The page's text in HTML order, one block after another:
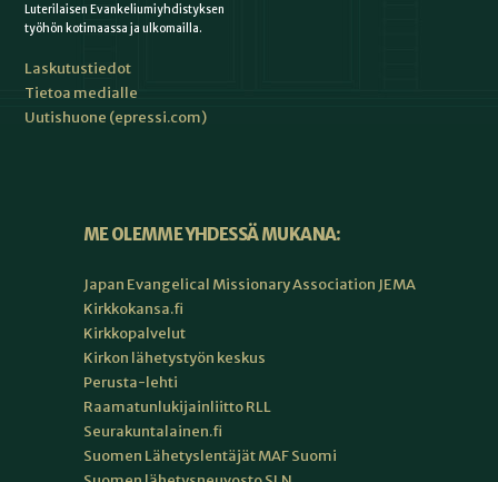
Luterilaisen Evankeliumiyhdistyksen
työhön kotimaassa ja ulkomailla.
Laskutustiedot
Tietoa medialle
Uutishuone (epressi.com)
ME OLEMME YHDESSÄ MUKANA:
Japan Evangelical Missionary Association JEMA
Kirkkokansa.fi
Kirkkopalvelut
Kirkon lähetystyön keskus
Perusta-lehti
Raamatunlukijainliitto RLL
Seurakuntalainen.fi
Suomen Lähetyslentäjät MAF Suomi